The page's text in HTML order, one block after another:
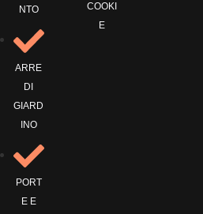
NTO
ARRE
DI
GIARD
INO
PORT
E E
COOKI
E